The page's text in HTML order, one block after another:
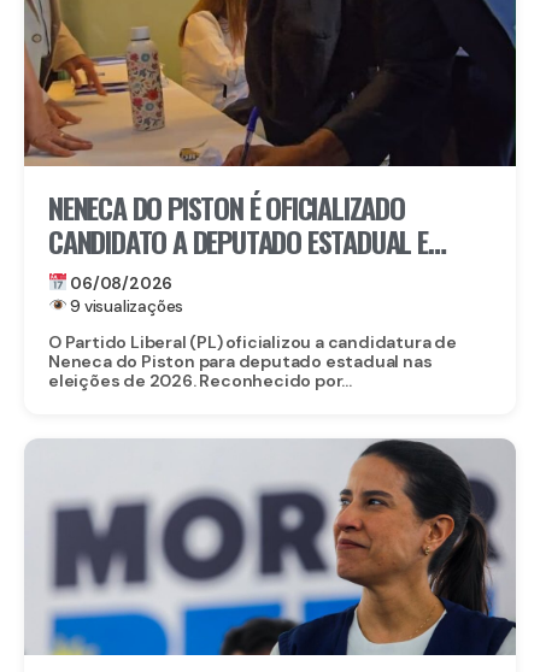
NENECA DO PISTON É OFICIALIZADO
CANDIDATO A DEPUTADO ESTADUAL E
FORTALECE CHAPA DO PL EM
PERNAMBUCO
06/08/2026
9 visualizações
O Partido Liberal (PL) oficializou a candidatura de
Neneca do Piston para deputado estadual nas
eleições de 2026. Reconhecido por...